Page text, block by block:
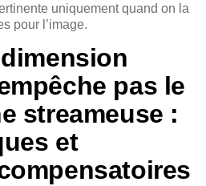
uniquement quand on la
pour l’image.
pas le
streameuse :
et